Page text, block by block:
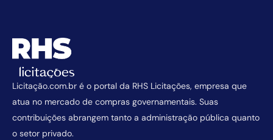
Licitação.com.br é o portal da RHS Licitações, empresa que
atua no mercado de compras governamentais. Suas
contribuições abrangem tanto a administração pública quanto
o setor privado.